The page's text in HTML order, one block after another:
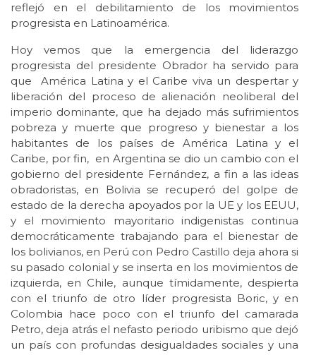
reflejó en el debilitamiento de los movimientos
progresista en Latinoamérica.
Hoy vemos que la emergencia del liderazgo
progresista del presidente Obrador ha servido para
que América Latina y el Caribe viva un despertar y
liberación del proceso de alienación neoliberal del
imperio dominante, que ha dejado más sufrimientos
pobreza y muerte que progreso y bienestar a los
habitantes de los países de América Latina y el
Caribe, por fin, en Argentina se dio un cambio con el
gobierno del presidente Fernández, a fin a las ideas
obradoristas, en Bolivia se recuperó del golpe de
estado de la derecha apoyados por la UE y los EEUU,
y el movimiento mayoritario indigenistas continua
democráticamente trabajando para el bienestar de
los bolivianos, en Perú con Pedro Castillo deja ahora si
su pasado colonial y se inserta en los movimientos de
izquierda, en Chile, aunque tímidamente, despierta
con el triunfo de otro líder progresista Boric, y en
Colombia hace poco con el triunfo del camarada
Petro, deja atrás el nefasto periodo uribismo que dejó
un país con profundas desigualdades sociales y una